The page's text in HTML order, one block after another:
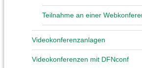
Teilnahme an einer
Videokonferenzanlagen
Videokonferenzen mit DFNconf